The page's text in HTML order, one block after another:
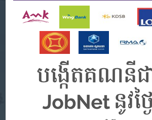
ភ្លេចពាក្យសម្ងាត់?
Continue with Google
Continue with Facebook
មិនមានគណនីមែនទេ? ចុះឈ្មោះ